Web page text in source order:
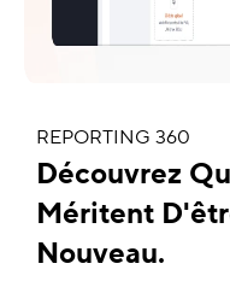
REPORTING 360
Découvrez
Méritent
Nouveau.